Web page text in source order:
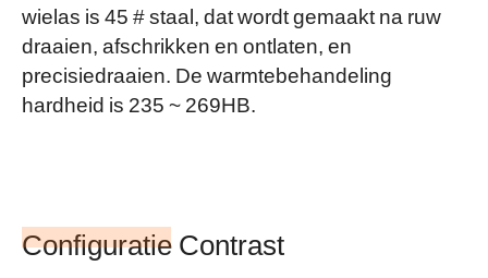
wielas is 45 # staal, dat wordt gemaakt na ruw
draaien, afschrikken en ontlaten, en
precisiedraaien. De warmtebehandeling
hardheid is 235 ~ 269HB.
Configuratie Contrast